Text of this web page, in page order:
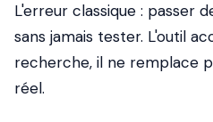
L'erreur classique : passer
sans jamais tester. L'outil
recherche, il ne remplace
réel.